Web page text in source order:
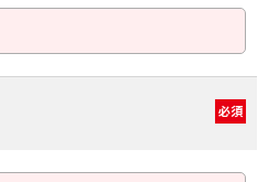
必須